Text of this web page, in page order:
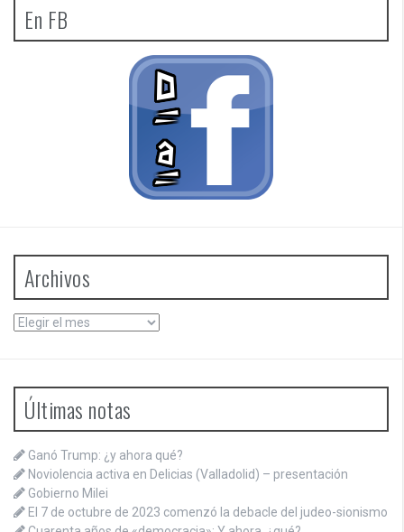
En FB
Archivos
Archivos
Últimas notas
Ganó Trump: ¿y ahora qué?
Noviolencia activa en Delicias (Valladolid) – presentación
Gobierno Milei
El 7 de octubre de 2023 comenzó la debacle del judeo-sionismo